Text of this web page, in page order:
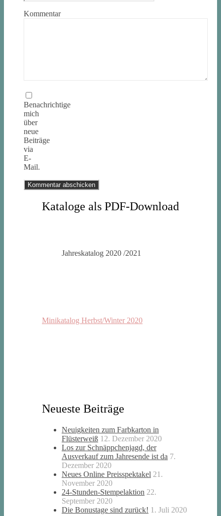
Kommentar
Benachrichtige
mich
über
neue
Beiträge
via
E-
Mail.
Kataloge als PDF-Download
Jahreskatalog 2020 /2021
Minikatalog Herbst/Winter 2020
Neueste Beiträge
Neuigkeiten zum Farbkarton in
Flüsterweiß 12. Dezember 2020
Los zur Schnäppchenjagd, der
Ausverkauf zum Jahresende ist da 7.
Dezember 2020
Neues Online Preisspektakel 21.
November 2020
24-Stunden-Stempelaktion 22.
September 2020
Die Bonustage sind zurück! 1. Juli 2020